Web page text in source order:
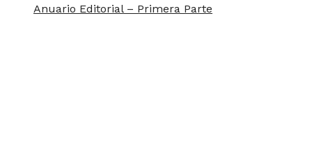
Anuario Editorial – Primera Parte